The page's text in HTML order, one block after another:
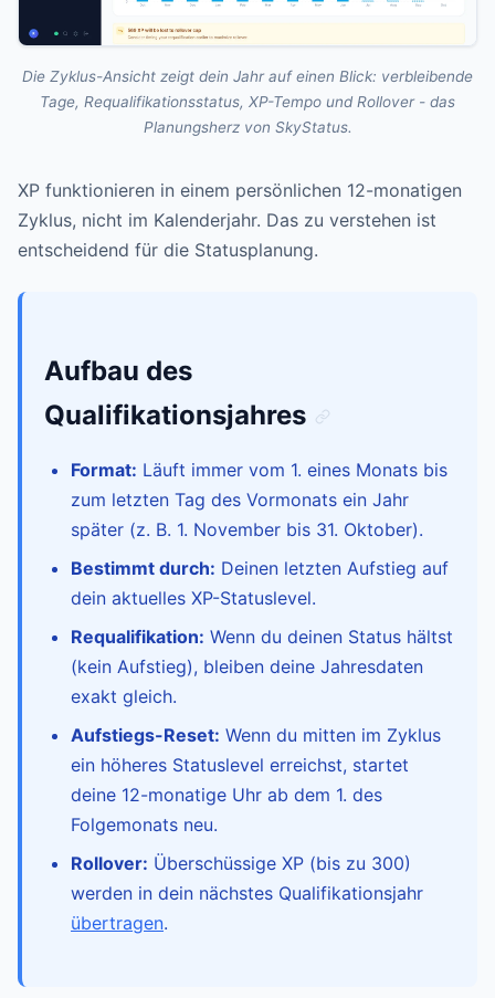
Die Zyklus-Ansicht zeigt dein Jahr auf einen Blick: verbleibende
Tage, Requalifikationsstatus, XP-Tempo und Rollover - das
Planungsherz von SkyStatus.
XP funktionieren in einem persönlichen 12-monatigen
Zyklus, nicht im Kalenderjahr. Das zu verstehen ist
entscheidend für die Statusplanung.
Aufbau des
Qualifikationsjahres
Format: Läuft immer vom 1. eines Monats bis
zum letzten Tag des Vormonats ein Jahr
später (z. B. 1. November bis 31. Oktober).
Bestimmt durch: Deinen letzten Aufstieg auf
dein aktuelles XP-Statuslevel.
Requalifikation: Wenn du deinen Status hältst
(kein Aufstieg), bleiben deine Jahresdaten
exakt gleich.
Aufstiegs-Reset: Wenn du mitten im Zyklus
ein höheres Statuslevel erreichst, startet
deine 12-monatige Uhr ab dem 1. des
Folgemonats neu.
Rollover: Überschüssige XP (bis zu 300)
werden in dein nächstes Qualifikationsjahr
übertragen.